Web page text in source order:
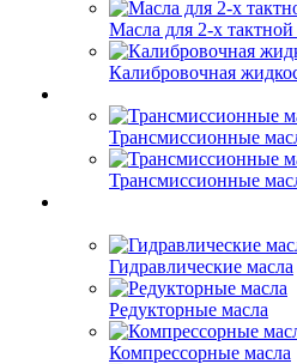
Масла для 2-х тактной
Калибровочная
Трансмиссионные
Трансмиссионные
Гидравлические масла
Редукторные масла
Компрессорные масла